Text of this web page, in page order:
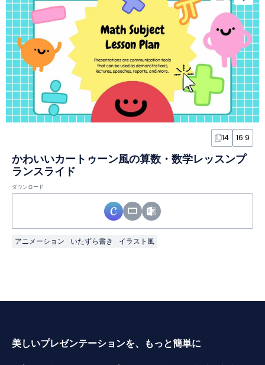
14 16:9
かわいいカートゥーン風の算数・数学レッスンプ
ランスライド
ダウンロード
アニメーション いたずら書き イラスト風
美しいプレゼンテーションを、もっと簡単に